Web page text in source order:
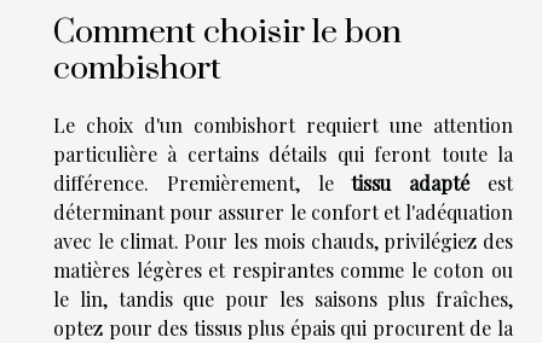
Comment choisir le bon
combishort
Le choix d'un combishort requiert une attention
particulière à certains détails qui feront toute la
différence. Premièrement, letissu adaptéest
déterminant pour assurer le confort et l'adéquation
avec le climat. Pour les mois chauds, privilégiez des
matières légères et respirantes comme le coton ou
le lin, tandis que pour les saisons plus fraîches,
optez pour des tissus plus épais qui procurent de la